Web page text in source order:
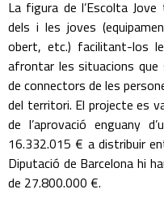
La figura de l’Escolta
dels i les joves
obert, etc.) facilitant-los
afrontar les situacions que
de connectors de les
del territori. El projecte es
de l’aprovació enguany
16.332.015 € a distribuir
Diputació de Barcelona hi
de 27.800.000 €.